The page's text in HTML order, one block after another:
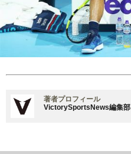
著者プロフィール
VictorySportsNews編集部